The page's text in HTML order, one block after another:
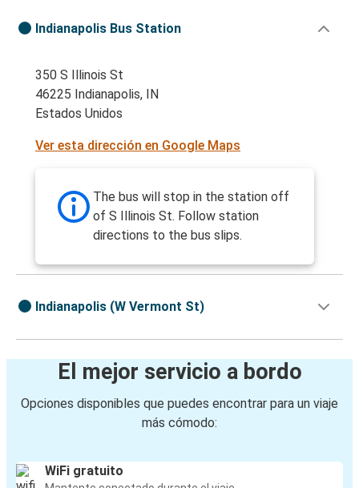
Indianapolis Bus Station
350 S Illinois St
46225 Indianapolis, IN
Estados Unidos
Ver esta dirección en Google Maps
The bus will stop in the station off
of S Illinois St. Follow station
directions to the bus slips.
Indianapolis (W Vermont St)
El mejor servicio a bordo
Opciones disponibles que puedes encontrar para un viaje
más cómodo:
WiFi gratuito